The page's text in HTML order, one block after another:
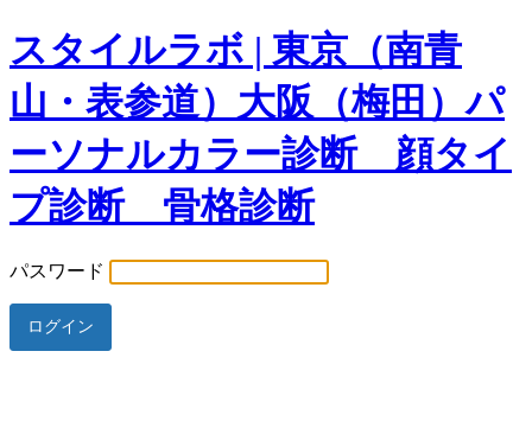
スタイルラボ | 東京（南青
山・表参道）大阪（梅田）パ
ーソナルカラー診断 顔タイ
プ診断 骨格診断
パスワード